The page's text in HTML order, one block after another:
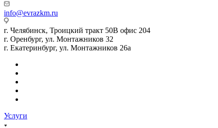
info@evrazkm.ru
г. Челябинск, Троицкий тракт 50В офис 204
г. Оренбург, ул. Монтажников 32
г. Екатеринбург, ул. Монтажников 26а
Услуги